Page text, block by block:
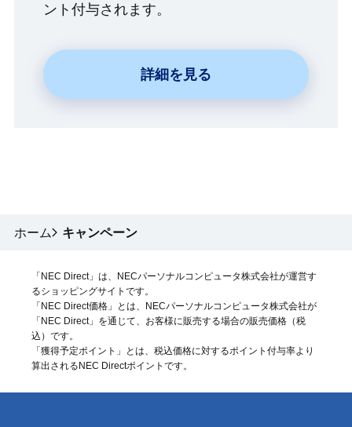
ント付与されます。
詳細を見る
ホーム キャンペーン
「NEC Direct」は、NECパーソナルコンピュータ株式会社が運営す
るショッピングサイトです。
「NEC Direct価格」とは、NECパーソナルコンピュータ株式会社が
「NEC Direct」を通じて、お客様に販売する場合の販売価格（税
込 ）です。
「獲得予定ポイント」とは、税込価格に対するポイント付与率より
算出されるNEC Directポイントです。